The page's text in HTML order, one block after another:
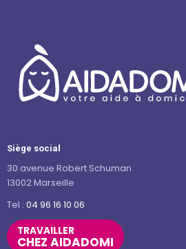
Siège social
30 avenue Robert Schuman
13002 Marseille
Tel : 04 96 16 10 06
TRAVAILLER
CHEZ AIDADOMI